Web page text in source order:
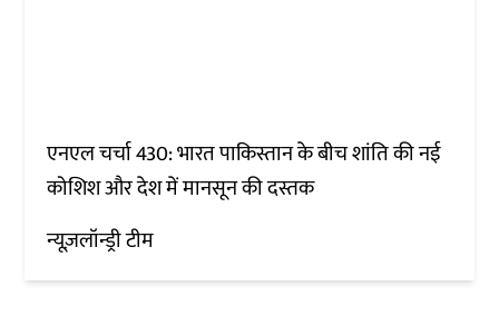
एनएल चर्चा 430: भारत पाकिस्तान के बीच शांति की नई
कोशिश और देश में मानसून की दस्तक
न्यूज़लॉन्ड्री टीम